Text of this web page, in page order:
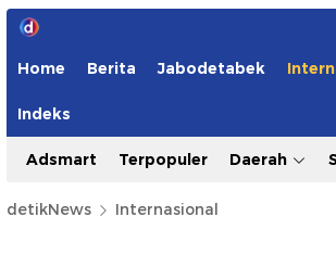
Home Berita Jabodetabek
Indeks
Adsmart Terpopuler Daerah
detikNews Internasional